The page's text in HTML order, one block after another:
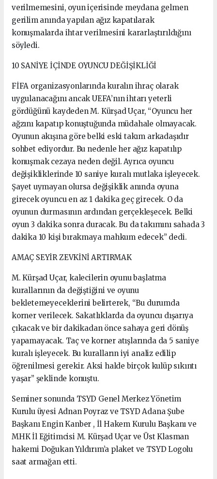
verilmemesini, oyun içerisinde meydana gelmen
gerilim anında yapılan ağız kapatılarak
konuşmalarda ihtar verilmesini kararlaştırıldığını
söyledi.
10 SANİYE İÇİNDE OYUNCU DEĞİŞİKLİĞİ
FİFA organizasyonlarında kuralın ihraç olarak
uygulanacağını ancak UEFA’nın ihtarı yeterli
gördüğünü kaydeden M. Kürşad Uçar, “Oyuncu her
ağzını kapatıp konuştuğunda müdahale olmayacak.
Oyunun akışına göre belki eski takım arkadaşıdır
sohbet ediyordur. Bu nedenle her ağız kapatılıp
konuşmak cezaya neden değil. Ayrıca oyuncu
değişikliklerinde 10 saniye kuralı mutlaka işleyecek.
Şayet uymayan olursa değişiklik anında oyuna
girecek oyuncu en az 1 dakika geç girecek. O da
oyunun durmasının ardından gerçekleşecek. Belki
oyun 3 dakika sonra duracak. Bu da takımını sahada 3
dakika 10 kişi bırakmaya mahkum edecek” dedi.
AMAÇ SEYİR ZEVKİNİ ARTIRMAK
M. Kürşad Uçar, kalecilerin oyunu başlatma
kurallarının da değiştiğini ve oyunu
bekletemeyeceklerini belirterek, “Bu durumda
korner verilecek. Sakatlıklarda da oyuncu dışarıya
çıkacak ve bir dakikadan önce sahaya geri dönüş
yapamayacak. Taç ve korner atışlarında da 5 saniye
kuralı işleyecek. Bu kuralların iyi analiz edilip
öğrenilmesi gerekir. Aksi halde birçok kulüp sıkıntı
yaşar” şeklinde konuştu.
Seminer sonunda TSYD Genel Merkez Yönetim
Kurulu üyesi Adnan Poyraz ve TSYD Adana Şube
Başkanı Engin Kanber , İl Hakem Kurulu Başkanı ve
MHK İl Eğitimcisi M. Kürşad Uçar ve Üst Klasman
hakemi Doğukan Yıldırım’a plaket ve TSYD Logolu
saat armağan etti.